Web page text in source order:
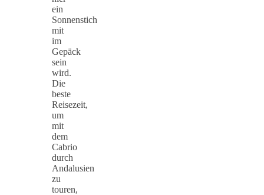
ein
Sonnenstich
mit
im
Gepäck
sein
wird.
Die
beste
Reisezeit,
um
mit
dem
Cabrio
durch
Andalusien
zu
touren,